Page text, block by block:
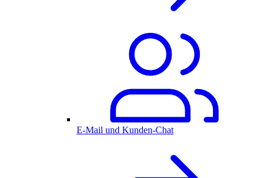
E-Mail und Kunden-Chat